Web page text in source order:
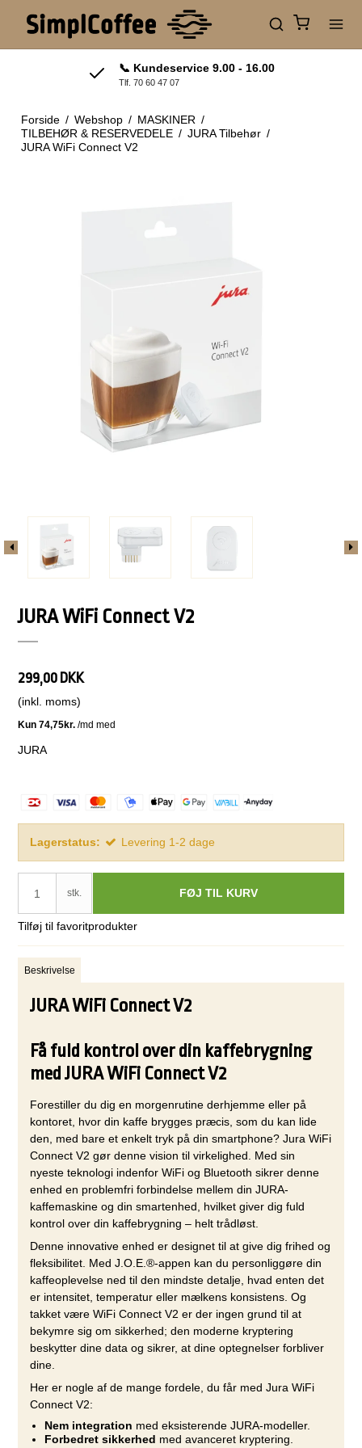
📞 Kundeservice 9.00 - 16.00
Tlf. 70 60 47 07
Forside / Webshop / MASKINER /
TILBEHØR & RESERVEDELE / JURA Tilbehør /
JURA WiFi Connect V2
JURA WiFi Connect V2
299,00 DKK
(inkl. moms)
JURA
Lagerstatus: Levering 1-2 dage
stk. FØJ TIL KURV
Tilføj til favoritprodukter
Beskrivelse
JURA WiFi Connect V2
Få fuld kontrol over din kaffebrygning
med JURA WiFi Connect V2
Forestiller du dig en morgenrutine derhjemme eller på
kontoret, hvor din kaffe brygges præcis, som du kan lide
den, med bare et enkelt tryk på din smartphone? Jura WiFi
Connect V2 gør denne vision til virkelighed. Med sin
nyeste teknologi indenfor WiFi og Bluetooth sikrer denne
enhed en problemfri forbindelse mellem din JURA-
kaffemaskine og din smartenhed, hvilket giver dig fuld
kontrol over din kaffebrygning – helt trådløst.
Denne innovative enhed er designet til at give dig frihed og
fleksibilitet. Med J.O.E.®-appen kan du personliggøre din
kaffeoplevelse ned til den mindste detalje, hvad enten det
er intensitet, temperatur eller mælkens konsistens. Og
takket være WiFi Connect V2 er der ingen grund til at
bekymre sig om sikkerhed; den moderne kryptering
beskytter dine data og sikrer, at dine optegnelser forbliver
dine.
Her er nogle af de mange fordele, du får med Jura WiFi
Connect V2:
Nem integration med eksisterende JURA-modeller.
Forbedret sikkerhed med avanceret kryptering.